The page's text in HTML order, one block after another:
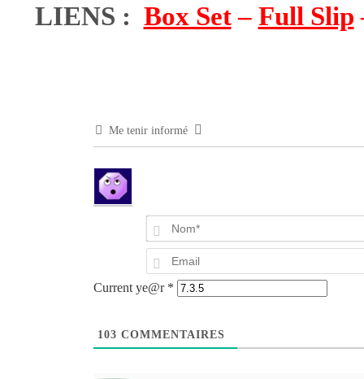
LIENS : Box Set– Full Slip
Me tenir informé
Current ye@r *
103 COMMENTAIRES